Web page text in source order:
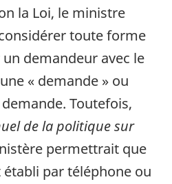
la Loi, le ministre
toute forme
demandeur avec le
« demande » ou
Toutefois,
de la politique sur
permettrait que
par téléphone ou